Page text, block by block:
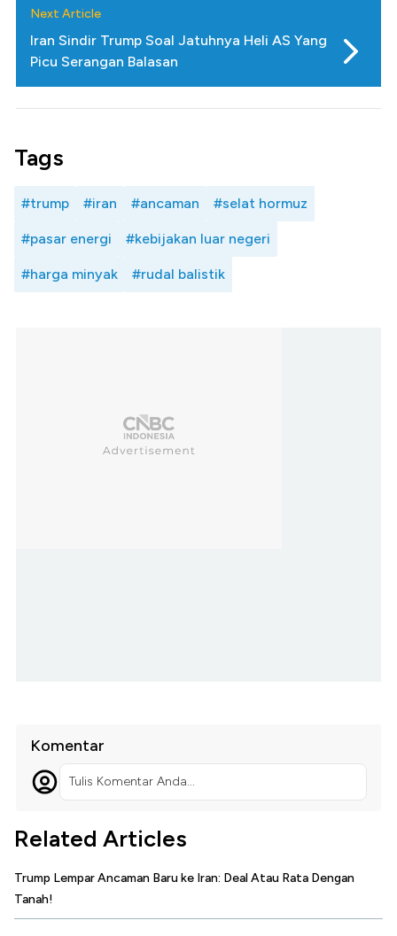
Next Article
Iran Sindir Trump Soal Jatuhnya Heli AS Yang
Picu Serangan Balasan
Tags
#trump #iran #ancaman #selat hormuz
#pasar energi #kebijakan luar negeri
#harga minyak #rudal balistik
Komentar
Tulis Komentar Anda...
Related Articles
Trump Lempar Ancaman Baru ke Iran: Deal Atau Rata Dengan
Tanah!